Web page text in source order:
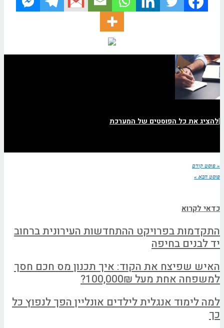
|להציג את כל הפוסטים של המערכת
« פוסט קודם
פוסט הבא »
כדאי לקרוא
התקדמות בפרויקט ההתחדשות העירונית ברחוב
יד לבנים בחיפה
האיש שפיצח את הקוד: איך תכנון מס חכם חסך
למשפחה אחת מעל 100,000₪?
למה לימוד אנגלית לילדים אונליין הפך לנפוץ כל
כך